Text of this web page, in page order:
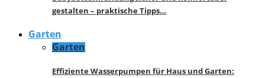
gestalten – praktische Tipps…
Garten
Garten
Effiziente Wasserpumpen für Haus und Garten: